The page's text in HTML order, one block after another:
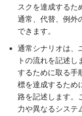
スクを達成するた
通常、代替、例外
できます。
通常シナリオは、
トの流れを記述
するために取る手
標を達成するため
路を記述します。
力や異なるシステ